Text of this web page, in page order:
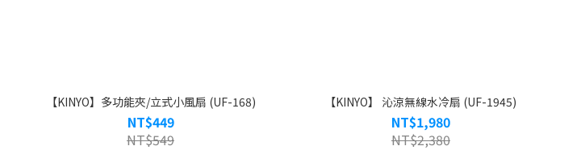
【KINYO】多功能夾/立式小風扇 (UF-168)
NT$449
NT$549
【KINYO】 沁涼無線水冷扇 (UF-1945)
NT$1,980
NT$2,380